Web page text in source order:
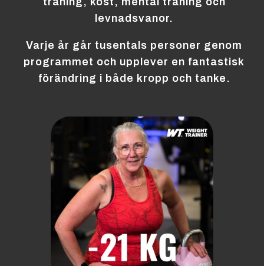
levnadsvanor.
Varje år går tusentals personer genom
programmet och upplever en fantastisk
förändring i både kropp och tanke.